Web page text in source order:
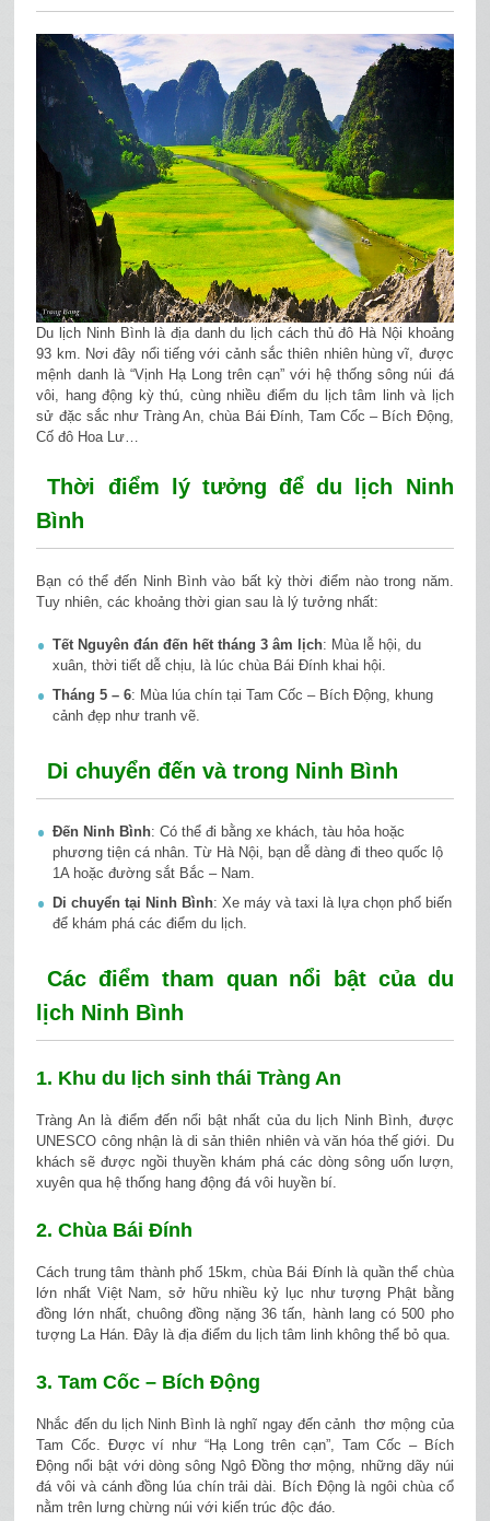
Du lịch Ninh Bình là địa danh du lịch cách thủ đô Hà Nội khoảng
93 km. Nơi đây nổi tiếng với cảnh sắc thiên nhiên hùng vĩ, được
mệnh danh là “Vịnh Hạ Long trên cạn” với hệ thống sông núi đá
vôi, hang động kỳ thú, cùng nhiều điểm du lịch tâm linh và lịch
sử đặc sắc như Tràng An, chùa Bái Đính, Tam Cốc – Bích Động,
Cố đô Hoa Lư…
Thời điểm lý tưởng để du lịch Ninh
Bình
Bạn có thể đến Ninh Bình vào bất kỳ thời điểm nào trong năm.
Tuy nhiên, các khoảng thời gian sau là lý tưởng nhất:
Tết Nguyên đán đến hết tháng 3 âm lịch: Mùa lễ hội, du
xuân, thời tiết dễ chịu, là lúc chùa Bái Đính khai hội.
Tháng 5 – 6: Mùa lúa chín tại Tam Cốc – Bích Động, khung
cảnh đẹp như tranh vẽ.
Di chuyển đến và trong Ninh Bình
Đến Ninh Bình: Có thể đi bằng xe khách, tàu hỏa hoặc
phương tiện cá nhân. Từ Hà Nội, bạn dễ dàng đi theo quốc lộ
1A hoặc đường sắt Bắc – Nam.
Di chuyển tại Ninh Bình: Xe máy và taxi là lựa chọn phổ biến
để khám phá các điểm du lịch.
Các điểm tham quan nổi bật của du
lịch Ninh Bình
1. Khu du lịch sinh thái Tràng An
Tràng An là điểm đến nổi bật nhất của du lịch Ninh Bình, được
UNESCO công nhận là di sản thiên nhiên và văn hóa thế giới. Du
khách sẽ được ngồi thuyền khám phá các dòng sông uốn lượn,
xuyên qua hệ thống hang động đá vôi huyền bí.
2. Chùa Bái Đính
Cách trung tâm thành phố 15km, chùa Bái Đính là quần thể chùa
lớn nhất Việt Nam, sở hữu nhiều kỷ lục như tượng Phật bằng
đồng lớn nhất, chuông đồng nặng 36 tấn, hành lang có 500 pho
tượng La Hán. Đây là địa điểm du lịch tâm linh không thể bỏ qua.
3. Tam Cốc – Bích Động
Nhắc đến du lịch Ninh Bình là nghĩ ngay đến cảnh thơ mộng của
Tam Cốc. Được ví như “Hạ Long trên cạn”, Tam Cốc – Bích
Động nổi bật với dòng sông Ngô Đồng thơ mộng, những dãy núi
đá vôi và cánh đồng lúa chín trải dài. Bích Động là ngôi chùa cổ
nằm trên lưng chừng núi với kiến trúc độc đáo.